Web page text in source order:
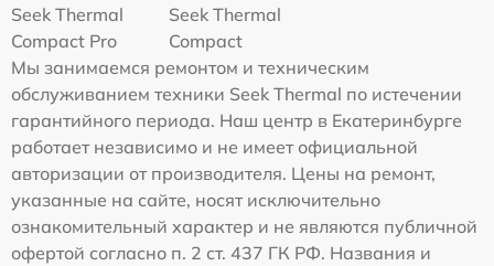
Seek Thermal
Compact Pro
Seek Thermal
Compact
Мы занимаемся ремонтом и техническим
обслуживанием техники Seek Thermal по истечении
гарантийного периода. Наш центр в Екатеринбурге
работает независимо и не имеет официальной
авторизации от производителя. Цены на ремонт,
указанные на сайте, носят исключительно
ознакомительный характер и не являются публичной
офертой согласно п. 2 ст. 437 ГК РФ. Названия и